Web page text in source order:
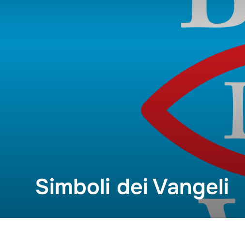
Simboli dei Vangeli